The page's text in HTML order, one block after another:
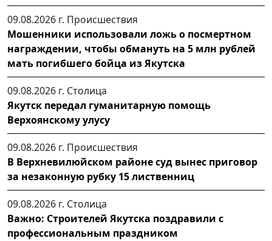
09.08.2026 г. Происшествия
Мошенники использовали ложь о посмертном
награждении, чтобы обмануть на 5 млн рублей
мать погибшего бойца из Якутска
09.08.2026 г. Столица
Якутск передал гуманитарную помощь
Верхоянскому улусу
09.08.2026 г. Происшествия
В Верхневилюйском районе суд вынес приговор
за незаконную рубку 15 лиственниц
09.08.2026 г. Столица
Важно: Строителей Якутска поздравили с
профессиональным праздником